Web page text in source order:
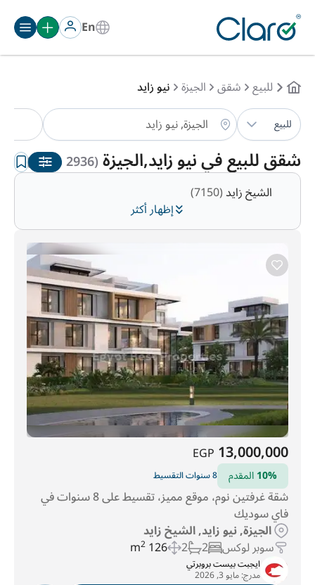
En
للبيع شقق الجيزة نيو زايد
للبيع
شقق للبيع في نيو زايد,الجيزة(2936 شقق )
الترتيب:تلقائي
إظهار أكثر
الشيخ زايد(7150)
13,000,000
EGP
10%المقدم 8 سنوات التقسيط
شقة غرفتين نوم، موقع مميز، تقسيط على 8 سنوات في
فاي سوديك
الجيزة, نيو زايد, الشيخ زايد
سوبر لوكس 2
2
126 m
2
ايجبت بيست بروبرتي
مدرج:مايو 3, 2026